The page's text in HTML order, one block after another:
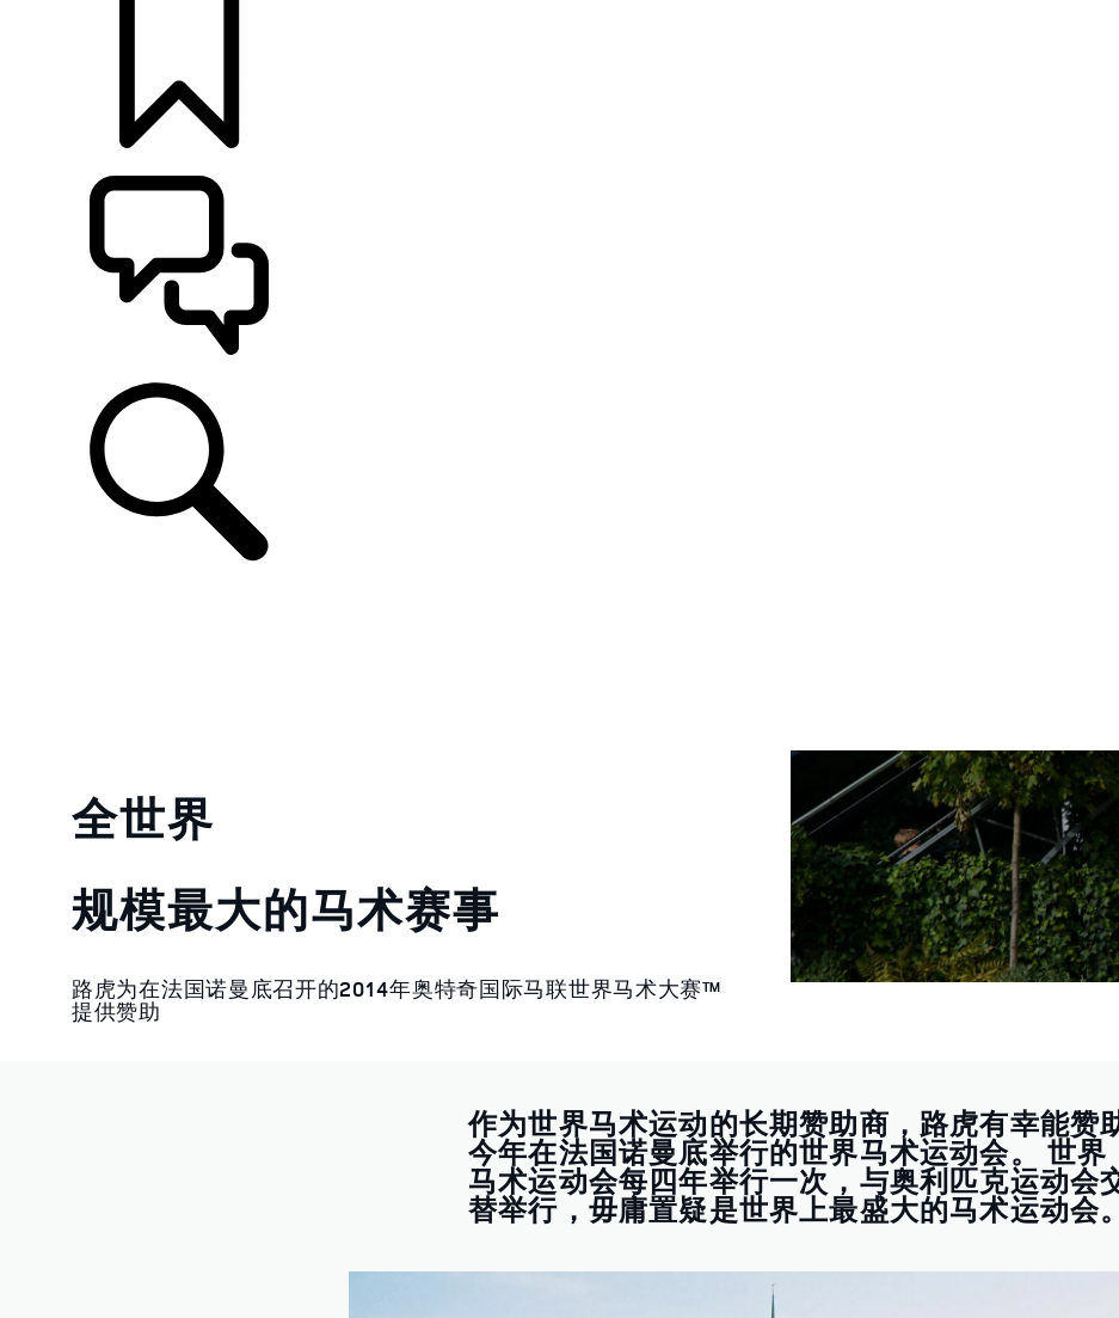
全世界
规模最大的马术赛事
路虎为在法国诺曼底召开的2014年奥特奇国际马联世界马术大赛™
提供赞助
作为世界马术运动的长期赞助商，路虎有幸能赞
今年在法国诺曼底举行的世界马术运动会。 世界
马术运动会每四年举行一次，与奥利匹克运动会
替举行，毋庸置疑是世界上最盛大的马术运动会